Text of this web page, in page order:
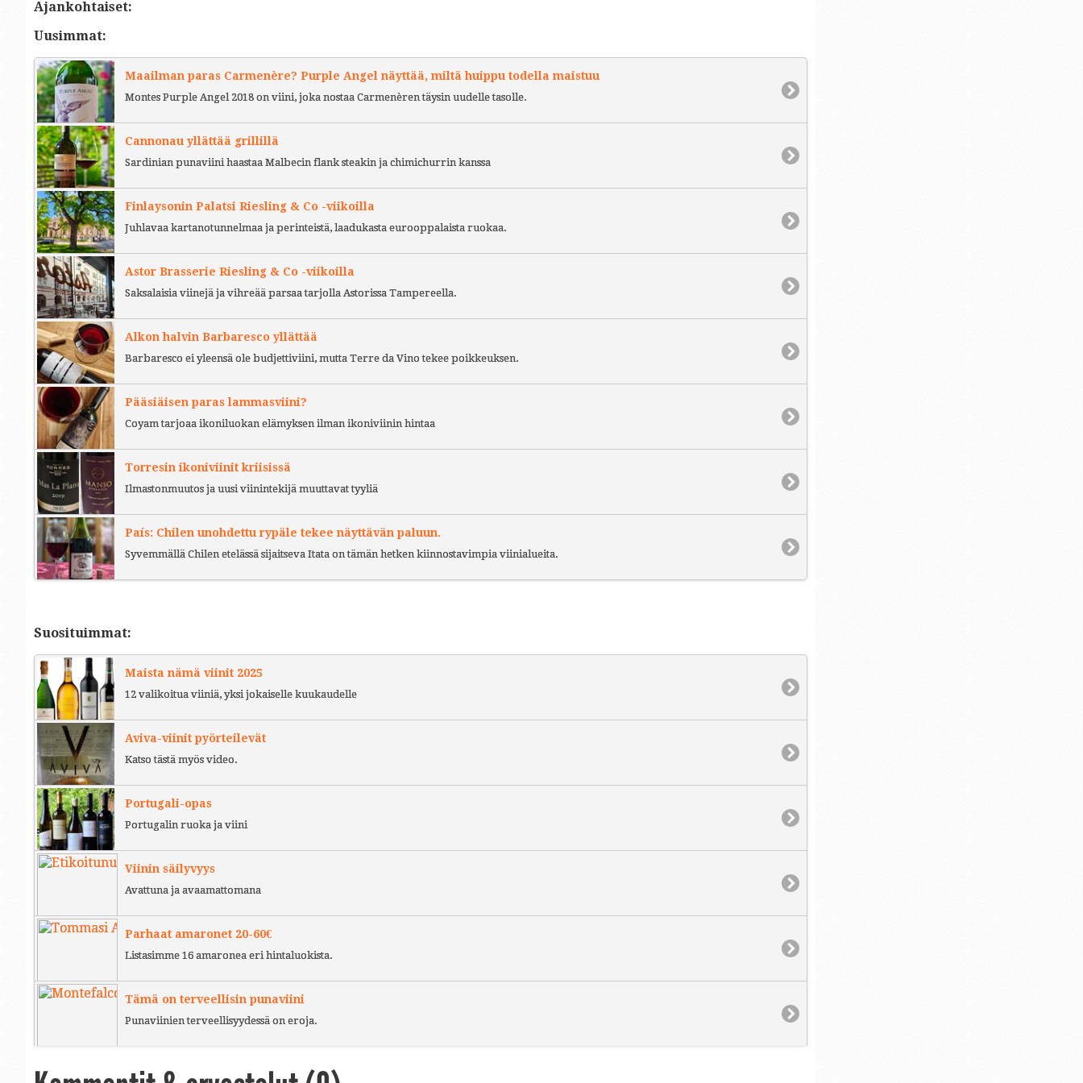
Ajankohtaiset:
Uusimmat:
Maailman paras Carmenère? Purple Angel näyttää, miltä huippu todella maistuu
Montes Purple Angel 2018 on viini, joka nostaa Carmenèren täysin uudelle tasolle.
Cannonau yllättää grillillä
Sardinian punaviini haastaa Malbecin flank steakin ja chimichurrin kanssa
Finlaysonin Palatsi Riesling & Co -viikoilla
Juhlavaa kartanotunnelmaa ja perinteistä, laadukasta eurooppalaista ruokaa.
Astor Brasserie Riesling & Co -viikoilla
Saksalaisia viinejä ja vihreää parsaa tarjolla Astorissa Tampereella.
Alkon halvin Barbaresco yllättää
Barbaresco ei yleensä ole budjettiviini, mutta Terre da Vino tekee poikkeuksen.
Pääsiäisen paras lammasviini?
Coyam tarjoaa ikoniluokan elämyksen ilman ikoniviinin hintaa
Torresin ikoniviinit kriisissä
Ilmastonmuutos ja uusi viinintekijä muuttavat tyyliä
País: Chilen unohdettu rypäle tekee näyttävän paluun.
Syvemmällä Chilen etelässä sijaitseva Itata on tämän hetken kiinnostavimpia viinialueita.
Suosituimmat:
Maista nämä viinit 2025
12 valikoitua viiniä, yksi jokaiselle kuukaudelle
Aviva-viinit pyörteilevät
Katso tästä myös video.
Portugali-opas
Portugalin ruoka ja viini
Viinin säilyvyys
Avattuna ja avaamattomana
Parhaat amaronet 20-60€
Listasimme 16 amaronea eri hintaluokista.
Tämä on terveellisin punaviini
Punaviinien terveellisyydessä on eroja.